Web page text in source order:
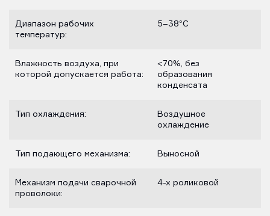
Диапазон рабочих
температур:
5–38°C
Влажность воздуха, при
которой допускается работа:
<70%, без
образования
конденсата
Тип охлаждения:
Воздушное
охлаждение
Тип подающего механизма: Выносной
Механизм подачи сварочной
проволоки:
4-х роликовой